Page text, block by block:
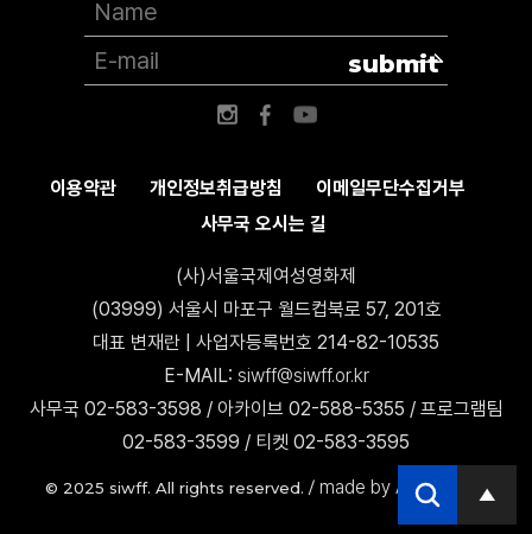
이용약관 개인정보취급방침
이메일무단수집거부
사무국 오시는 길
(사)서울국제여성영화제
(03999) 서울시 마포구 월드컵북로 57, 201호
대표 변재란 | 사업자등록번호 214-82-10535
E-MAIL: siwff@siwff.or.kr
사무국 02-583-3598 / 아카이브 02-588-5355 / 프로그램팀
02-583-3599 / 티켓 02-583-3595
© 2025 siwff. All rights reserved. / made by AccessICT
submit